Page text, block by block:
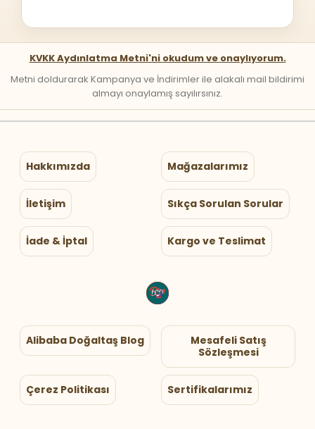
KVKK Aydınlatma Metni'ni okudum ve onaylıyorum.
Metni doldurarak Kampanya ve İndirimler ile alakalı mail bildirimi
almayı onaylamış sayılırsınız.
Hakkımızda Mağazalarımız
İletişim Sıkça Sorulan Sorular
İade & İptal Kargo ve Teslimat
Alibaba Doğaltaş Blog
Mesafeli Satış
Sözleşmesi
Çerez Politikası Sertifikalarımız